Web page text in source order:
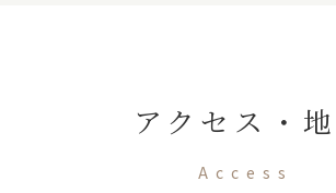
アクセス・
Access